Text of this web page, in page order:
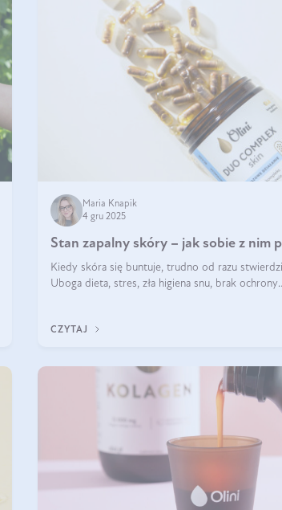
Maria Knapik
4 gru 2025
Stan zapalny skóry – jak sobie z nim
Kiedy skóra się buntuje, trudno od razu
Uboga dieta, stres, zła higiena snu, brak ochrony
CZYTAJ